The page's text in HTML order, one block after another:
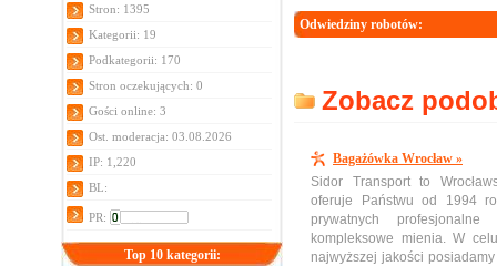
Stron: 1395
Kategorii: 19
Podkategorii: 170
Stron oczekujących: 0
Gości online: 3
Ost. moderacja: 03.08.2026
IP: 1,220
BL:
PR:
Top 10 kategorii:
Odwiedziny robotów:
Zobacz
Bagażówka Wrocław »
Sidor Transport to
oferuje Państwu od 1994
prywatnych
kompleksowe mienia. W
najwyższej jakości